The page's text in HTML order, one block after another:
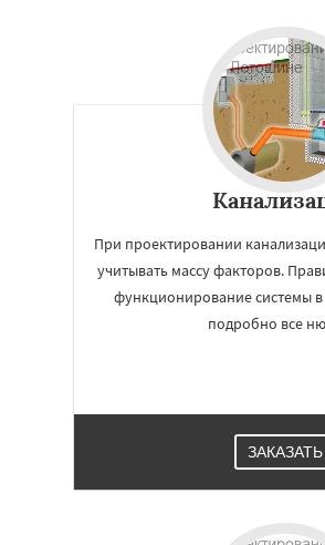
При проектировании
учитывать массу факторов.
функционирование системы
подробно все
ЗАКАЗАТЬ